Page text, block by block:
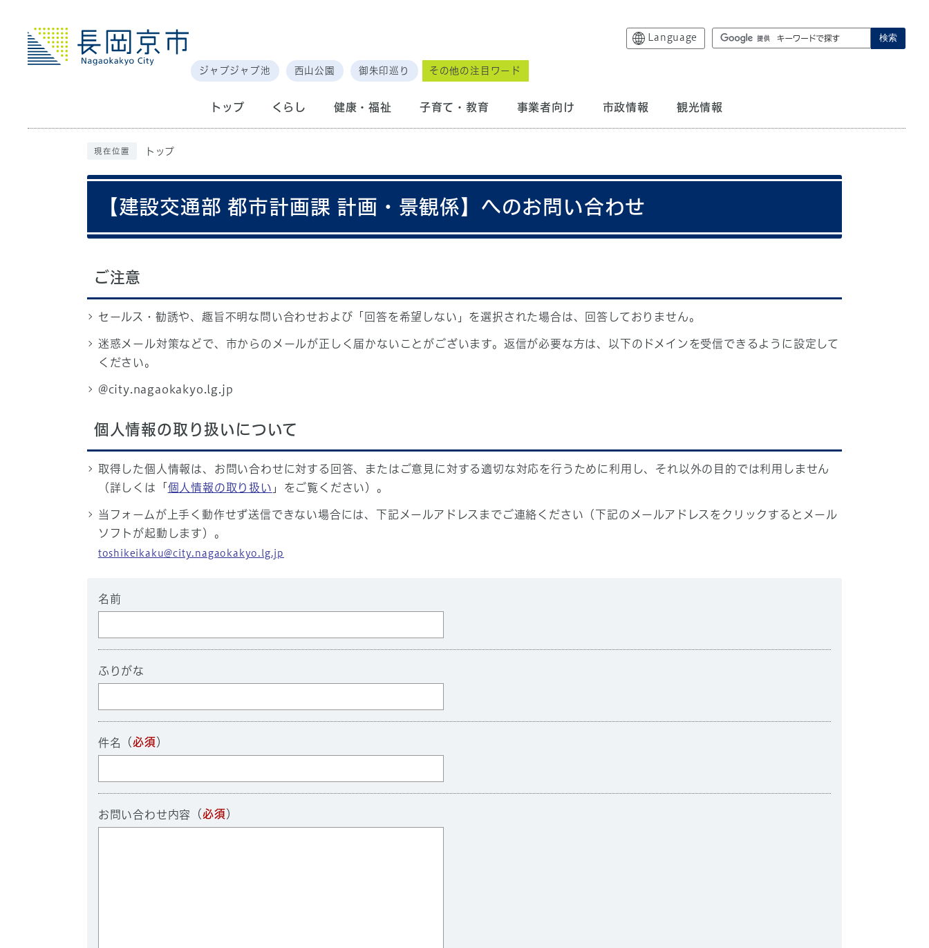
Language 検索
ジャブジャブ池 西山公園 御朱印巡り その他の注目ワード
トップ くらし 健康・福祉 子育て・教育 事業者向け 市政情報 観光情報
現在位置 トップ
【建設交通部 都市計画課 計画・景観係】へのお問い合わせ
ご注意
セールス・勧誘や、趣旨不明な問い合わせおよび「回答を希望しない」を選択された場合は、回答しておりません。
迷惑メール対策などで、市からのメールが正しく届かないことがございます。返信が必要な方は、以下のドメインを受信できるように設定して
ください。
@city.nagaokakyo.lg.jp
個人情報の取り扱いについて
取得した個人情報は、お問い合わせに対する回答、またはご意見に対する適切な対応を行うために利用し、それ以外の目的では利用しません
（詳しくは「 個人情報の取り扱い 」をご覧ください）。
当フォームが上手く動作せず送信できない場合には、下記メールアドレスまでご連絡ください（下記のメールアドレスをクリックするとメール
ソフトが起動します）。
toshikeikaku@city.nagaokakyo.lg.jp
名前
ふりがな
件名 （必須 ）
お問い合わせ内容 （必須 ）